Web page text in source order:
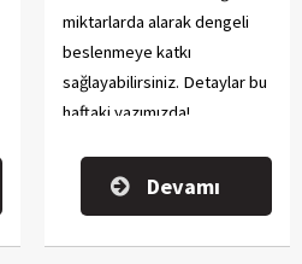
miktarlarda alarak dengeli
beslenmeye katkı
sağlayabilirsiniz. Detaylar bu
haftaki yazımızda!
Devamı